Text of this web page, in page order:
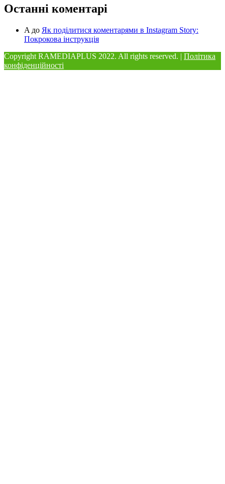
Останні коментарі
A до Як поділитися коментарями в Instagram Story:
Покрокова інструкція
Copyright RAMEDIAPLUS 2022. All rights reserved. | Політика
конфіденційності